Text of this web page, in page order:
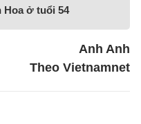
Hoa ở tuổi 54
Anh Anh
Theo Vietnamnet